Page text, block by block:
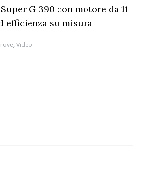
G 390 con motore da 11
efficienza su misura
,Video